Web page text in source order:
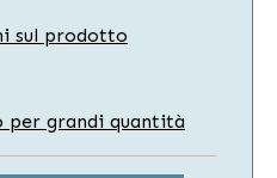
sul prodotto
per grandi quantità